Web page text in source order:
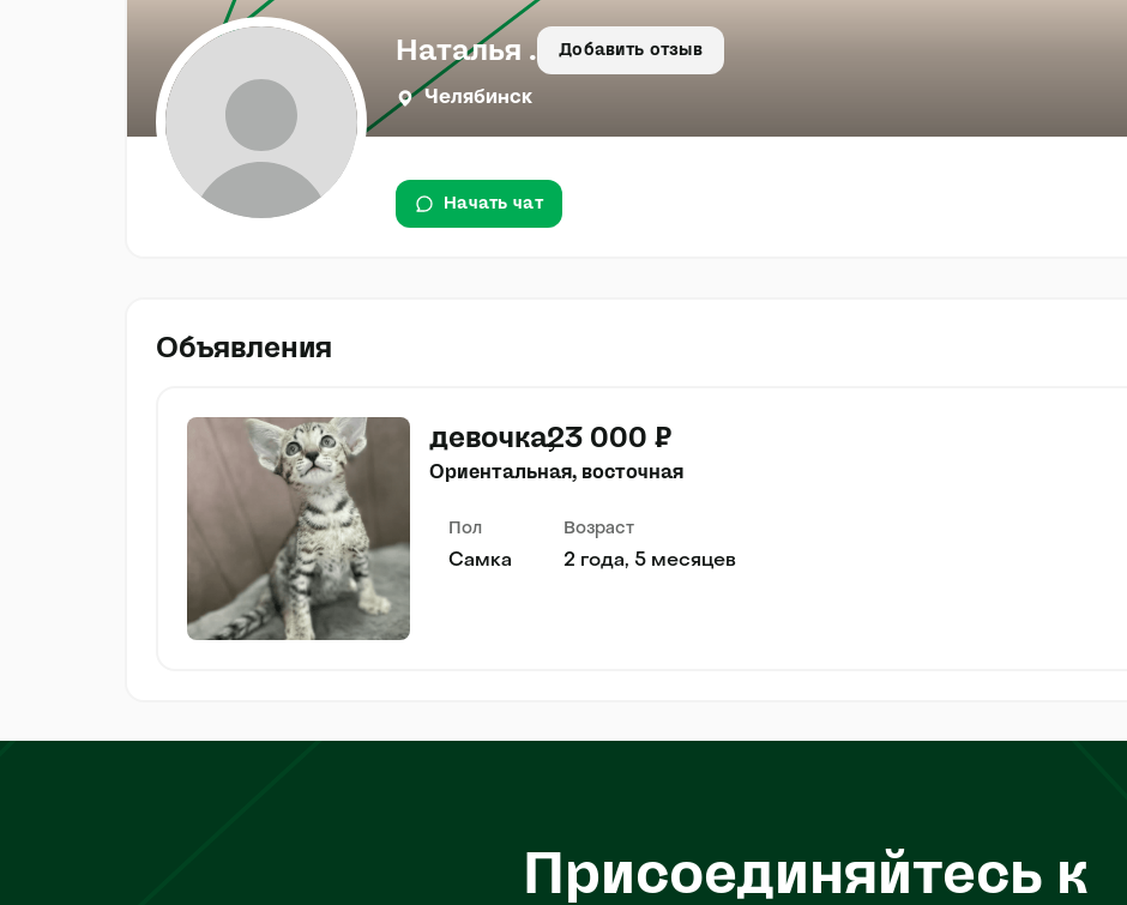
Наталья . Добавить отзыв
Челябинск
Начать чат
Объявления
девочка23 000 ₽
Ориентальная, восточная
Пол
Самка
Возраст
2 года, 5 месяцев
Присоединяйтесь к